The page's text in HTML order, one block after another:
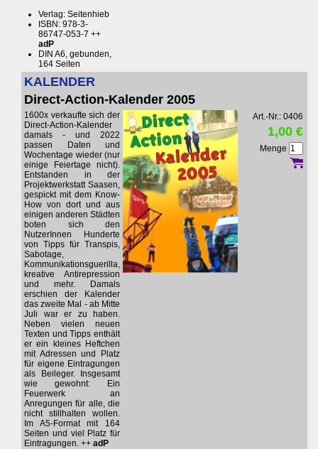
Verlag: Seitenhieb
ISBN: 978-3-
86747-053-7 ++
adP
DIN A6, gebunden,
164 Seiten
KALENDER
Direct-Action-Kalender 2005
1600x verkaufte sich der
Direct-Action-Kalender
damals - und 2022
passen Daten und
Wochentage wieder (nur
einige Feiertage nicht).
Entstanden in der
Projektwerkstatt Saasen,
gespickt mit dem Know-
How von dort und aus
einigen anderen Städten
boten sich den
NutzerInnen Hunderte
von Tipps für Transpis,
Sabotage,
Kommunikationsguerilla,
kreative Antirepression
und mehr. Damals
erschien der Kalender
das zweite Mal - ab Mitte
Juli war er zu haben.
Neben vielen neuen
Texten und Tipps enthält
er ein kleines Heftchen
mit Adressen und Platz
für eigene Eintragungen
als Beileger. Insgesamt
wie gewohnt: Ein
Feuerwerk an
Anregungen für alle, die
nicht stillhalten wollen.
Im A5-Format mit 164
Seiten und viel Platz für
Eintragungen. ++ adP
Art.-Nr.: 0406
1,00 €
Menge